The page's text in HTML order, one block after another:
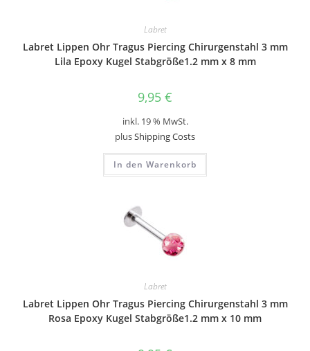
Labret
Labret Lippen Ohr Tragus Piercing Chirurgenstahl 3 mm
Lila Epoxy Kugel Stabgröße1.2 mm x 8 mm
9,95 €
inkl. 19 % MwSt.
plusShipping Costs
In den Warenkorb
Labret
Labret Lippen Ohr Tragus Piercing Chirurgenstahl 3 mm
Rosa Epoxy Kugel Stabgröße1.2 mm x 10 mm